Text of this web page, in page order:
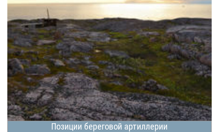
Позиции береговой артиллерии